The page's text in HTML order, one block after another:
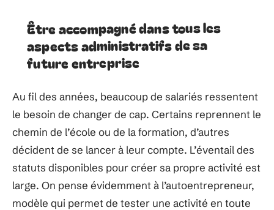
Être accompagné dans tous les
aspects administratifs de sa
future entreprise
Au fil des années, beaucoup de salariés ressentent
le besoin de changer de cap. Certains reprennent le
chemin de l’école ou de la formation, d’autres
décident de se lancer à leur compte. L’éventail des
statuts disponibles pour créer sa propre activité est
large. On pense évidemment à l’autoentrepreneur,
modèle qui permet de tester une activité en toute